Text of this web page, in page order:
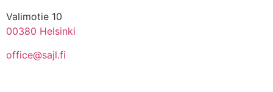
Valimotie 10
00380 Helsinki
office@sajl.fi